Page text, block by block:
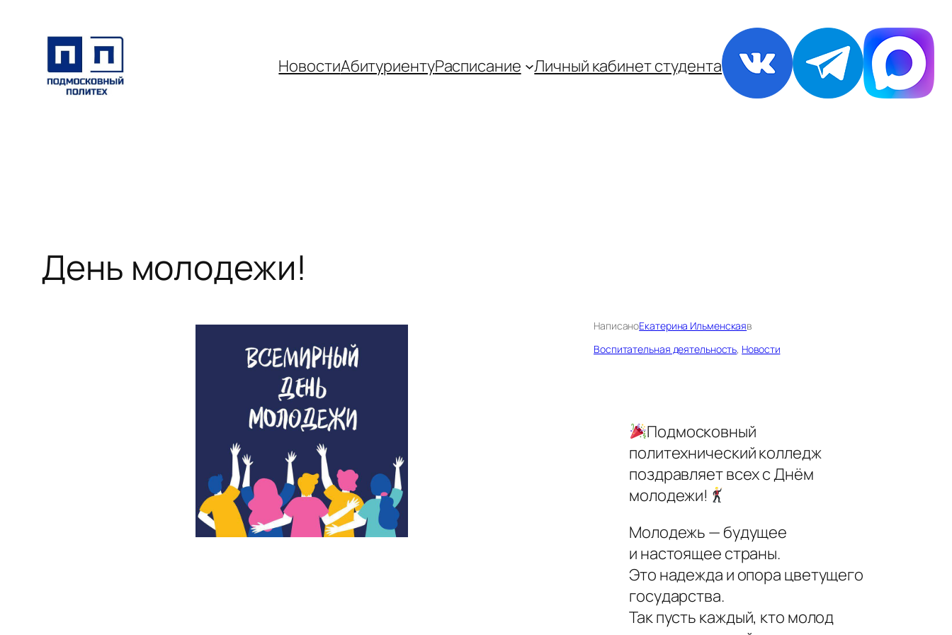
содержимому
НовостиАбитуриентуРаспиcание Личный кабинет студента
День молодежи!
НаписаноЕкатерина Ильменскаяв
Воспитательная деятельность, Новости
Подмосковный
политехнический колледж
поздравляет всех с Днём
молодежи!
Молодежь — будущее
и настоящее страны.
Это надежда и опора цветущего
государства.
Так пусть каждый, кто молод